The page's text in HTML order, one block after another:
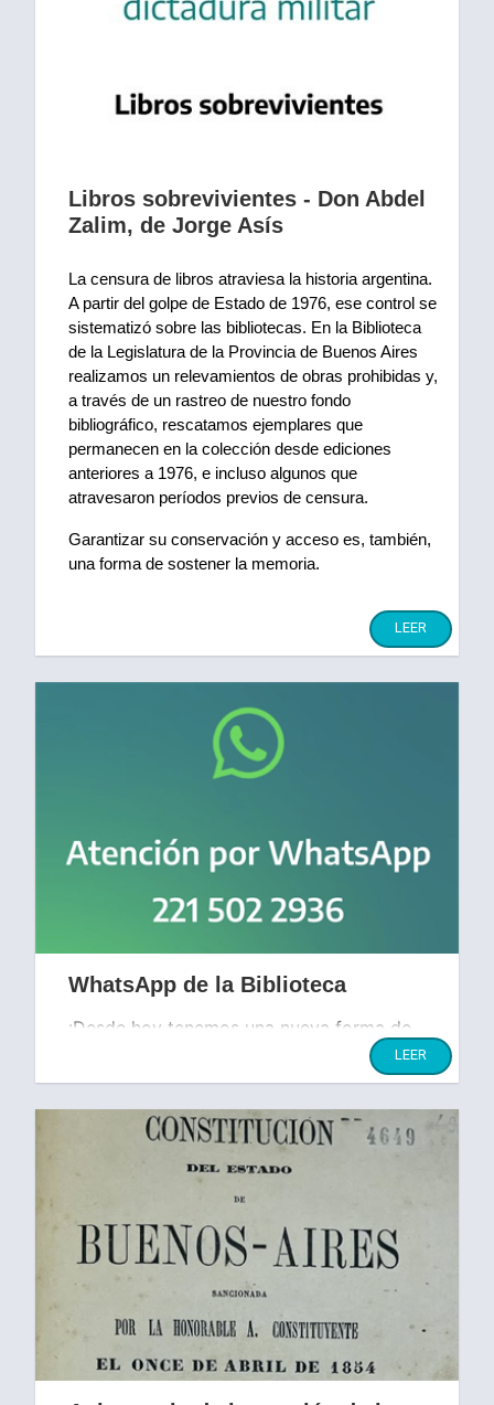
Libros sobrevivientes - Don Abdel
Zalim, de Jorge Asís
La censura de libros atraviesa la historia argentina.
A partir del golpe de Estado de 1976, ese control se
sistematizó sobre las bibliotecas. En la Biblioteca
de la Legislatura de la Provincia de Buenos Aires
realizamos un relevamientos de obras prohibidas y,
a través de un rastreo de nuestro fondo
bibliográfico, rescatamos ejemplares que
permanecen en la colección desde ediciones
anteriores a 1976, e incluso algunos que
atravesaron períodos previos de censura.
Garantizar su conservación y acceso es, también,
una forma de sostener la memoria.
LEER
WhatsApp de la Biblioteca
¡Desde hoy tenemos una nueva forma de
estar más cerca de nuestros lectores!
LEER